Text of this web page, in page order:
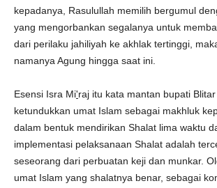
kepadanya, Rasulullah memilih bergumul
yang mengorbankan segalanya untuk
dari perilaku jahiliyah ke akhlak tertinggi,
namanya Agung hingga saat ini.
Esensi Isra Mi'raj itu kata mantan bupati
ketundukkan umat Islam sebagai makhluk
dalam bentuk mendirikan Shalat lima waktu
implementasi pelaksanaan Shalat adalah
seseorang dari perbuatan keji dan munkar.
umat Islam yang shalatnya benar, sebagai